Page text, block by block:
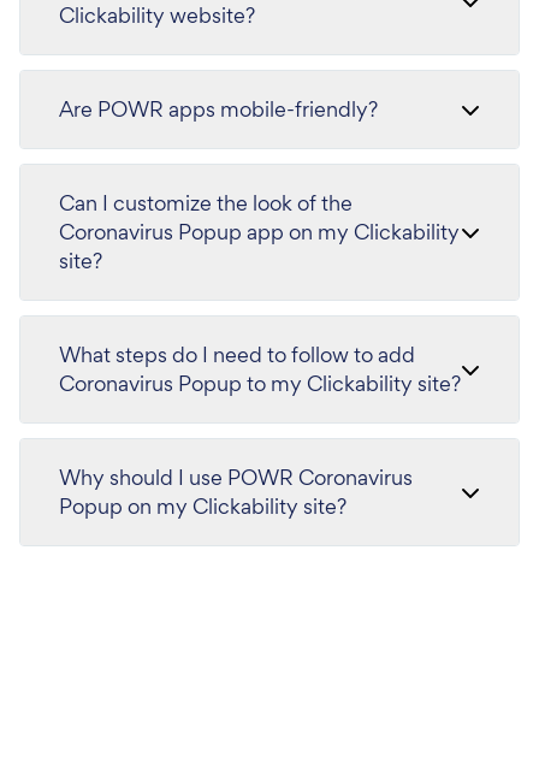
Clickability website?
Are POWR apps mobile-friendly?
Can I customize the look of the
Coronavirus Popup app on my Clickability
site?
What steps do I need to follow to add
Coronavirus Popup to my Clickability site?
Why should I use POWR Coronavirus
Popup on my Clickability site?